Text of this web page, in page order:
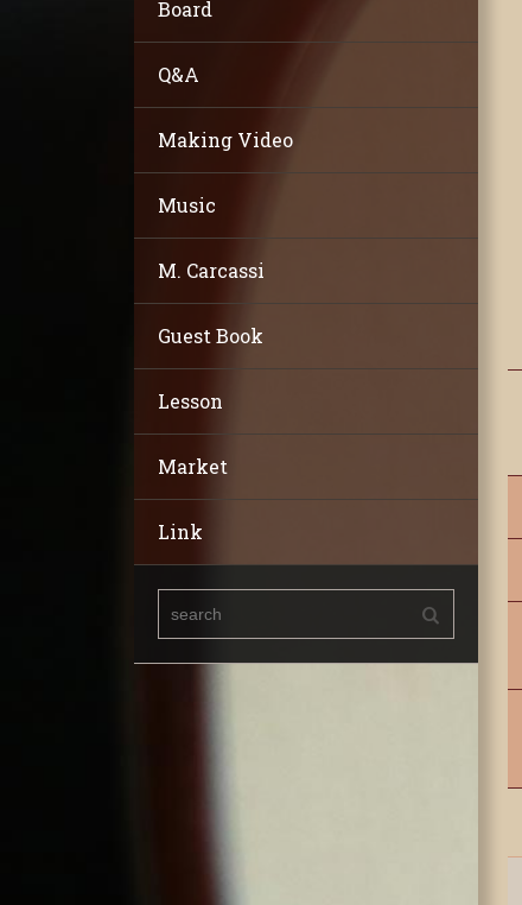
Board
Q&A
Making Video
Music
M. Carcassi
Guest Book
Lesson
Market
Link